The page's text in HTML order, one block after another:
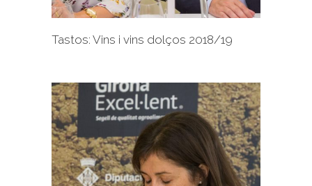
Tastos: Vins i vins dolços 2018/19